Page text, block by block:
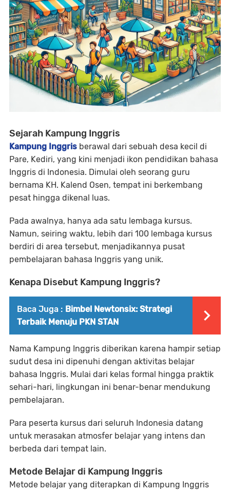
Sejarah Kampung Inggris
Kampung Inggris berawal dari sebuah desa kecil di
Pare, Kediri, yang kini menjadi ikon pendidikan bahasa
Inggris di Indonesia. Dimulai oleh seorang guru
bernama KH. Kalend Osen, tempat ini berkembang
pesat hingga dikenal luas.
Pada awalnya, hanya ada satu lembaga kursus.
Namun, seiring waktu, lebih dari 100 lembaga kursus
berdiri di area tersebut, menjadikannya pusat
pembelajaran bahasa Inggris yang unik.
Kenapa Disebut Kampung Inggris?
Baca Juga : Bimbel Newtonsix: Strategi
Terbaik Menuju PKN STAN
Nama Kampung Inggris diberikan karena hampir setiap
sudut desa ini dipenuhi dengan aktivitas belajar
bahasa Inggris. Mulai dari kelas formal hingga praktik
sehari-hari, lingkungan ini benar-benar mendukung
pembelajaran.
Para peserta kursus dari seluruh Indonesia datang
untuk merasakan atmosfer belajar yang intens dan
berbeda dari tempat lain.
Metode Belajar di Kampung Inggris
Metode belajar yang diterapkan di Kampung Inggris